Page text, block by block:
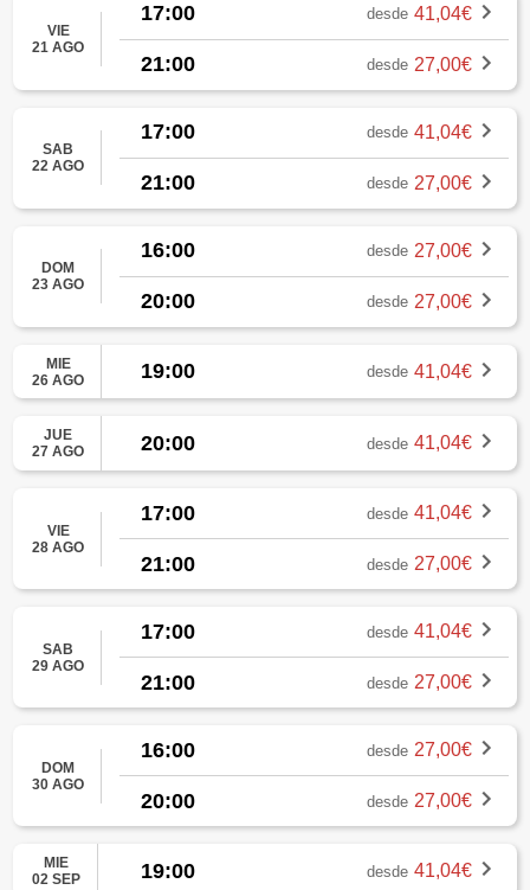
VIE
21 AGO
17:00 desde 41,04€
21:00 desde 27,00€
SAB
22 AGO
17:00 desde 41,04€
21:00 desde 27,00€
DOM
23 AGO
16:00 desde 27,00€
20:00 desde 27,00€
MIE
26 AGO
19:00 desde 41,04€
JUE
27 AGO
20:00 desde 41,04€
VIE
28 AGO
17:00 desde 41,04€
21:00 desde 27,00€
SAB
29 AGO
17:00 desde 41,04€
21:00 desde 27,00€
DOM
30 AGO
16:00 desde 27,00€
20:00 desde 27,00€
MIE
02 SEP
19:00 desde 41,04€